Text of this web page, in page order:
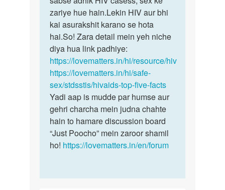
zariye hue hain.Lekin HIV aur bhi
kai asurakshit karano se hota
hai.So! Zara detail mein yeh niche
diya hua link padhiye:
https://lovematters.in/hi/resource/hiv
https://lovematters.in/hi/safe-
sex/stdsstis/hivaids-top-five-facts
Yadi aap is mudde par humse aur
gehri charcha mein judna chahte
hain to hamare discussion board
“Just Poocho” mein zaroor shamil
ho! https://lovematters.in/en/forum